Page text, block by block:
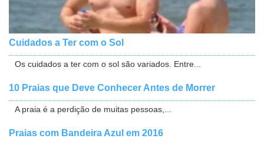
Cuidados a Ter com o Sol
Os cuidados a ter com o sol são variados. Entre...
10 Praias que Deve Conhecer Antes de Morrer
A praia é a perdição de muitas pessoas,...
Praias com Bandeira Azul em 2016